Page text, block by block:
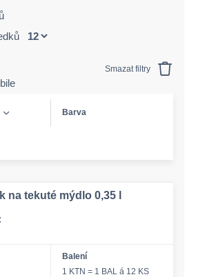
Smazat filtry
Barva
na tekuté mýdlo 0,35 l
Balení
1 KTN = 1 BAL á 12 KS